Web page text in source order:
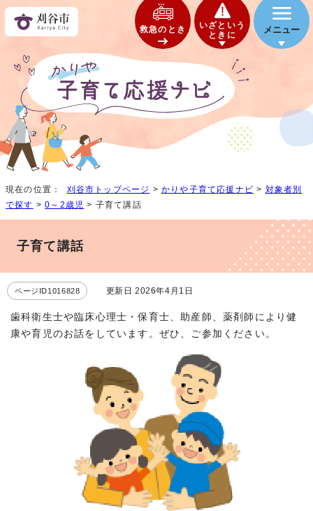
救急のとき
いざという
ときに
メニュー
現在の位置： 刈谷市トップページ >かりや子育て応援ナビ > 対象者別
で探す >0～2歳児 > 子育て講話
子育て講話
ページID1016828 更新日 2026年4月1日
歯科衛生士や臨床心理士・保育士、助産師、薬剤師により健
康や育児のお話をしています。ぜひ、ご参加ください。